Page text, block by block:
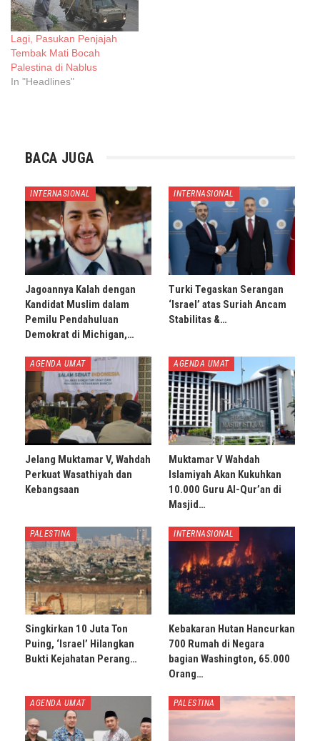
Lagi, Pasukan Penjajah
Tembak Mati Bocah
Palestina di Nablus
In "Headlines"
BACA JUGA
INTERNASIONAL
Jagoannya Kalah dengan
Kandidat Muslim dalam
Pemilu Pendahuluan
Demokrat di Michigan,…
INTERNASIONAL
Turki Tegaskan Serangan
‘Israel’ atas Suriah Ancam
Stabilitas &…
AGENDA UMAT
Jelang Muktamar V, Wahdah
Perkuat Wasathiyah dan
Kebangsaan
AGENDA UMAT
Muktamar V Wahdah
Islamiyah Akan Kukuhkan
10.000 Guru Al-Qur’an di
Masjid…
PALESTINA
Singkirkan 10 Juta Ton
Puing, ‘Israel’ Hilangkan
Bukti Kejahatan Perang…
INTERNASIONAL
Kebakaran Hutan Hancurkan
700 Rumah di Negara
bagian Washington, 65.000
Orang…
AGENDA UMAT PALESTINA